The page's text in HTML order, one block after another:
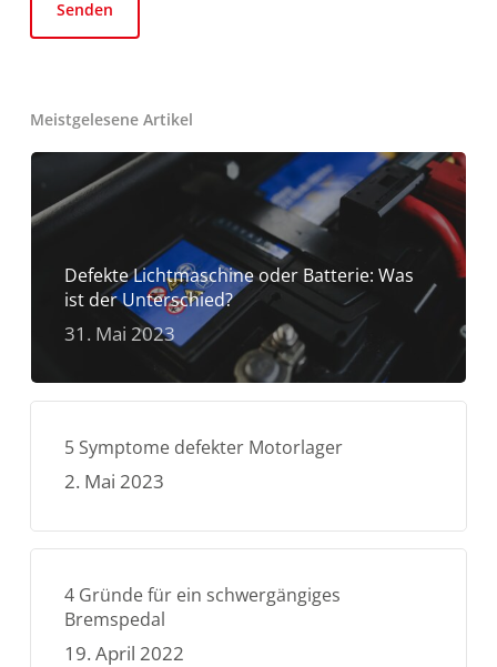
Meistgelesene Artikel
Defekte Lichtmaschine oder Batterie: Was
ist der Unterschied?
31. Mai 2023
5 Symptome defekter Motorlager
2. Mai 2023
4 Gründe für ein schwergängiges
Bremspedal
19. April 2022